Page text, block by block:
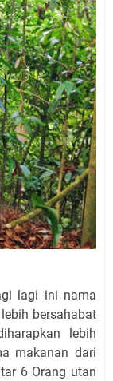
lagi ini nama
bersahabat
lebih
makanan dari
6 Orang utan